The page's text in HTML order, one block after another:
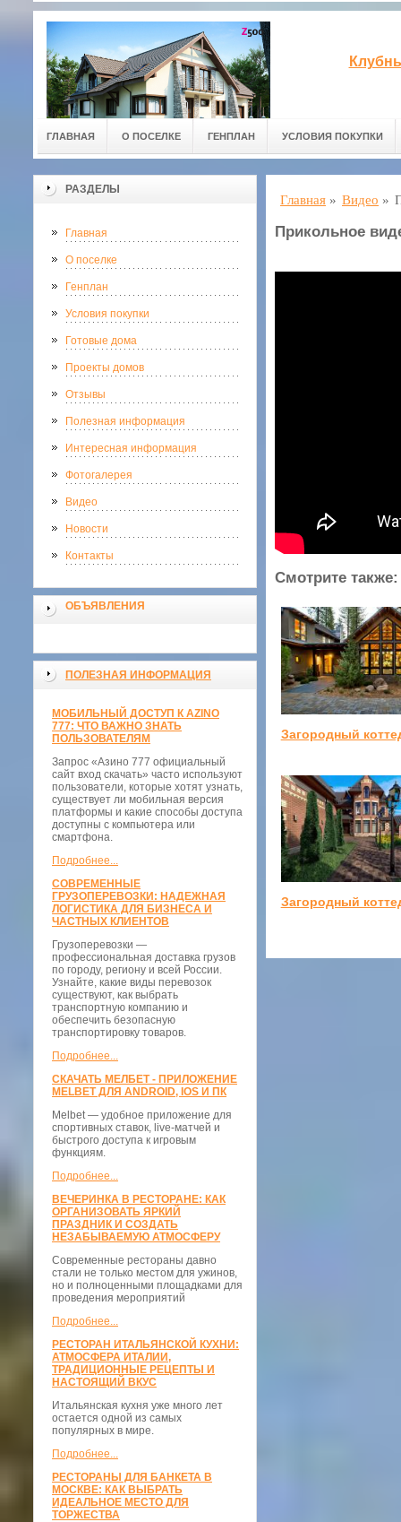
ГЛАВНАЯ О ПОСЕЛКЕ ГЕНПЛАН УСЛОВИЯ ПОКУПКИ
РАЗДЕЛЫ
Главная
О поселке
Генплан
Условия покупки
Готовые дома
Проекты домов
Отзывы
Полезная информация
Интересная информация
Фотогалерея
Видео
Новости
Контакты
ОБЪЯВЛЕНИЯ
ПОЛЕЗНАЯ ИНФОРМАЦИЯ
МОБИЛЬНЫЙ ДОСТУП К AZINO
777: ЧТО ВАЖНО ЗНАТЬ
ПОЛЬЗОВАТЕЛЯМ
Запрос «Азино 777 официальный
сайт вход скачать» часто используют
пользователи, которые хотят узнать,
существует ли мобильная версия
платформы и какие способы доступа
доступны с компьютера или
смартфона.
Подробнее...
СОВРЕМЕННЫЕ
ГРУЗОПЕРЕВОЗКИ: НАДЕЖНАЯ
ЛОГИСТИКА ДЛЯ БИЗНЕСА И
ЧАСТНЫХ КЛИЕНТОВ
Грузоперевозки —
профессиональная доставка грузов
по городу, региону и всей России.
Узнайте, какие виды перевозок
существуют, как выбрать
транспортную компанию и
обеспечить безопасную
транспортировку товаров.
Подробнее...
СКАЧАТЬ МЕЛБЕТ - ПРИЛОЖЕНИЕ
MELBET ДЛЯ ANDROID, IOS И ПК
Melbet — удобное приложение для
спортивных ставок, live-матчей и
быстрого доступа к игровым
функциям.
Подробнее...
ВЕЧЕРИНКА В РЕСТОРАНЕ: КАК
ОРГАНИЗОВАТЬ ЯРКИЙ
ПРАЗДНИК И СОЗДАТЬ
НЕЗАБЫВАЕМУЮ АТМОСФЕРУ
Современные рестораны давно
стали не только местом для ужинов,
но и полноценными площадками для
проведения мероприятий
Подробнее...
РЕСТОРАН ИТАЛЬЯНСКОЙ КУХНИ:
АТМОСФЕРА ИТАЛИИ,
ТРАДИЦИОННЫЕ РЕЦЕПТЫ И
НАСТОЯЩИЙ ВКУС
Итальянская кухня уже много лет
остается одной из самых
популярных в мире.
Подробнее...
РЕСТОРАНЫ ДЛЯ БАНКЕТА В
МОСКВЕ: КАК ВЫБРАТЬ
ИДЕАЛЬНОЕ МЕСТО ДЛЯ
ТОРЖЕСТВА
Главная » Видео »
Прикольное
Смотрите также:
Загородный
Загородный